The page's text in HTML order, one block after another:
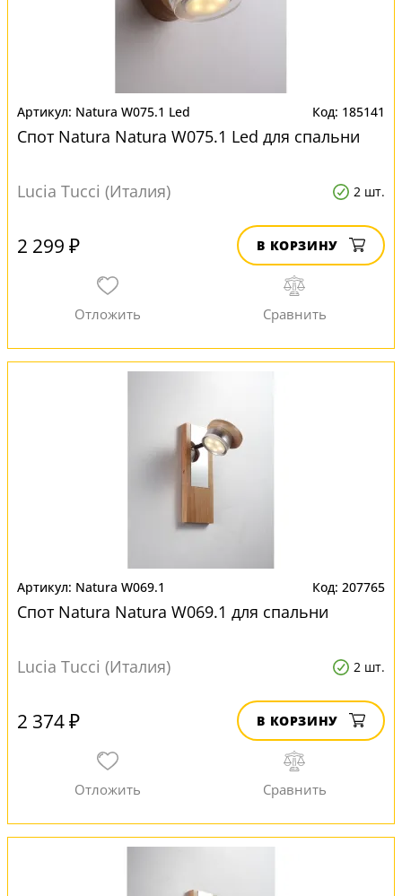
Natura W075.1 Led 185141
Спот Natura Natura W075.1 Led для спальни
Lucia Tucci (Италия) 2 шт.
2 299 ₽ В КОРЗИНУ
Natura W069.1 207765
Спот Natura Natura W069.1 для спальни
Lucia Tucci (Италия) 2 шт.
2 374 ₽ В КОРЗИНУ